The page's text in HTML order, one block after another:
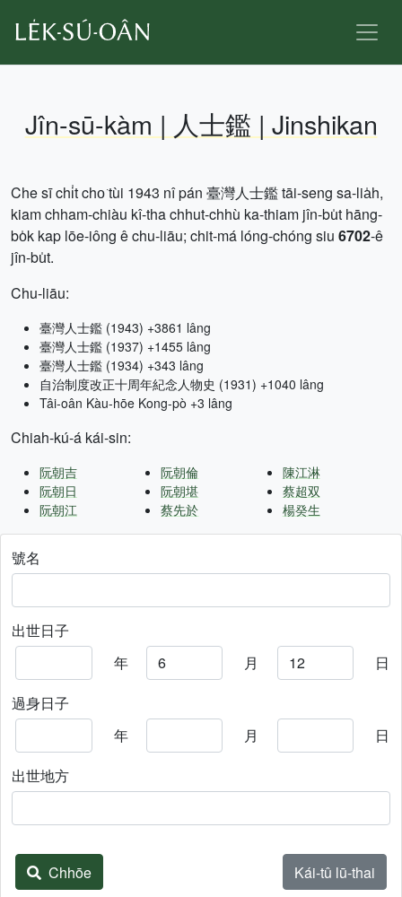
Jîn-sū-kàm | 人士鑑 | Jinshikan
Che sī chi̍t cho͘ tùi 1943 nî pán 臺灣人士鑑 tāi-seng sa-lia̍h,
kiam chham-chiàu kî-tha chhut-chhù ka-thiam jîn-bu̍t hāng-
bo̍k kap lōe-iông ê chu-liāu; chit-má lóng-chóng siu 6702-ê
jîn-bu̍t.
Chu-liāu:
臺灣人士鑑 (1943) +3861 lâng
臺灣人士鑑 (1937) +1455 lâng
臺灣人士鑑 (1934) +343 lâng
自治制度改正十周年紀念人物史 (1931) +1040 lâng
Tâi-oân Kàu-hōe Kong-pò +3 lâng
Chiah-kú-á kái-sin:
阮朝吉
阮朝日
阮朝江
阮朝倫
阮朝堪
蔡先於
陳江淋
蔡超双
楊癸生
號名
出世日子
年
月
日
過身日子
年
月
日
出世地方
Chhōe Kái-tû lū-thai